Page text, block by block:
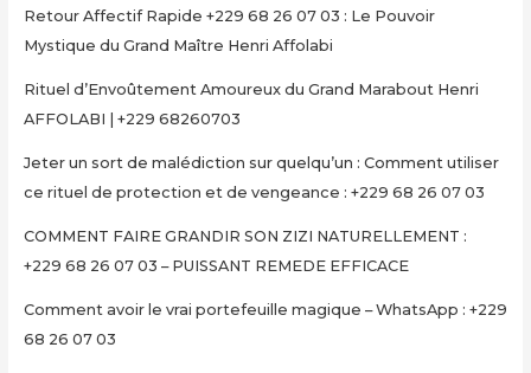
de
vengeance
+229
68
Retour Affectif Rapide +229 68 26 07 03 : Le Pouvoir
Mystique du Grand Maître Henri Affolabi
Rituel d’Envoûtement Amoureux du Grand Marabout Henri
AFFOLABI | +229 68260703
Jeter un sort de malédiction sur quelqu’un : Comment utiliser
ce rituel de protection et de vengeance : +229 68 26 07 03
COMMENT FAIRE GRANDIR SON ZIZI NATURELLEMENT :
+229 68 26 07 03 – PUISSANT REMEDE EFFICACE
Comment avoir le vrai portefeuille magique – WhatsApp : +229
68 26 07 03